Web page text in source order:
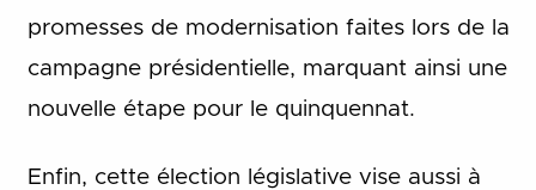
promesses de modernisation faites lors de la
campagne présidentielle, marquant ainsi une
nouvelle étape pour le quinquennat.
Enfin, cette élection législative vise aussi à